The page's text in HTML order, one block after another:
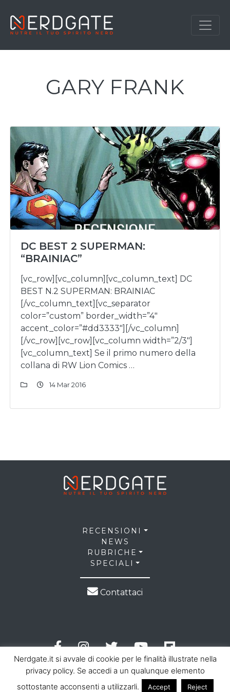
GARY FRANK
DC BEST 2 SUPERMAN:
“BRAINIAC”
[vc_row][vc_column][vc_column_text] DC
BEST N.2 SUPERMAN: BRAINIAC
[/vc_column_text][vc_separator
color=”custom” border_width=”4″
accent_color=”#dd3333″][/vc_column]
[/vc_row][vc_row][vc_column width=”2/3″]
[vc_column_text] Se il primo numero della
collana di RW Lion Comics …
14 Mar 2016
RECENSIONI
NEWS
RUBRICHE
SPECIALI
Contattaci
Nerdgate.it si avvale di cookie per le finalità illustrate nella
privacy policy. Se accedi a un qualunque elemento
sottostante acconsenti a utilizzarli.
Accept Reject